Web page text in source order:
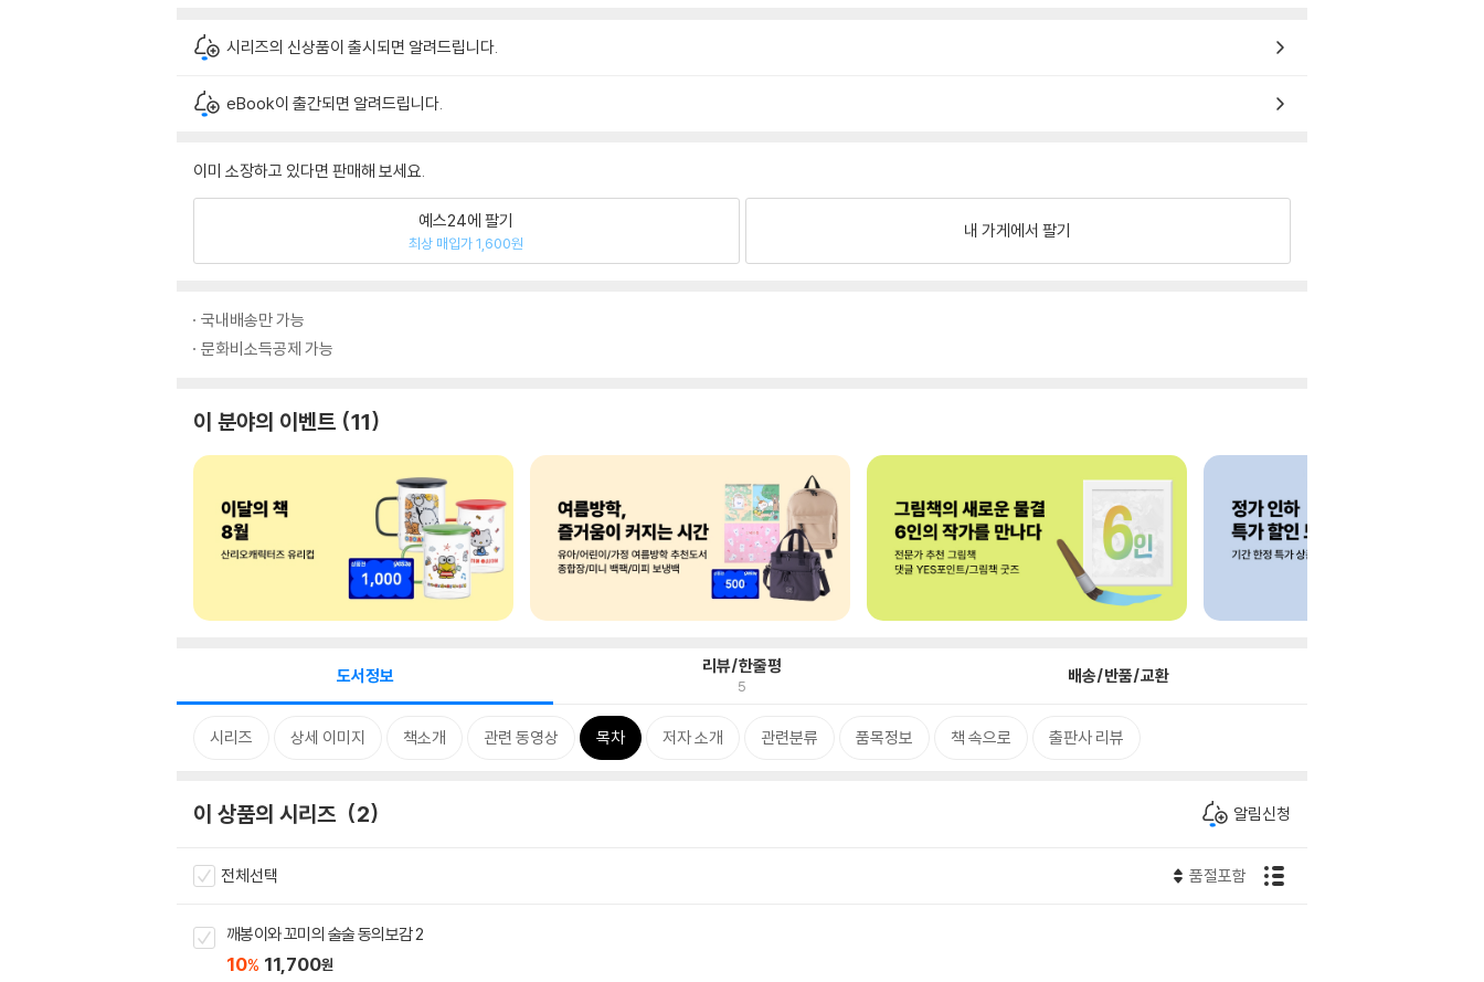
시리즈의 신상품이 출시되면 알려드립니다.
eBook이 출간되면 알려드립니다.
이미 소장하고 있다면 판매해 보세요.
예스24에 팔기
최상 매입가 1,600원
내 가게에서 팔기
국내배송만 가능
문화비소득공제 가능
이 분야의 이벤트 11
도서정보 리뷰/한줄평
5 배송/반품/교환
시리즈 상세 이미지 책소개 관련 동영상 목차 저자 소개 관련분류 품목정보 책 속으로 출판사 리뷰
이 상품의 시리즈 2 알림신청
전체선택 품절포함
깨봉이와 꼬미의 술술 동의보감 2
10% 11,700원